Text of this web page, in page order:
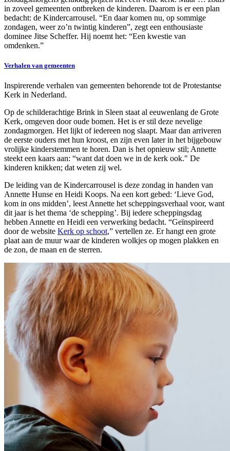
in zoveel gemeenten ontbreken de kinderen. Daarom is er een plan
bedacht: de Kindercarrousel. “En daar komen nu, op sommige
zondagen, weer zo’n twintig kinderen”, zegt een enthousiaste
dominee Jitse Scheffer. Hij noemt het: “Een kwestie van
omdenken.”
Verhalen van gemeenten
Inspirerende verhalen van gemeenten behorende tot de Protestantse
Kerk in Nederland.
Op de schilderachtige Brink in Sleen staat al eeuwenlang de Grote
Kerk, omgeven door oude bomen. Het is er stil deze nevelige
zondagmorgen. Het lijkt of iedereen nog slaapt. Maar dan arriveren
de eerste ouders met hun kroost, en zijn even later in het bijgebouw
vrolijke kinderstemmen te horen. Dan is het opnieuw stil; Annette
steekt een kaars aan: “want dat doen we in de kerk ook." De
kinderen knikken; dat weten zij wel.
De leiding van de Kindercarrousel is deze zondag in handen van
Annette Hunse en Heidi Koops. Na een kort gebed: ‘Lieve God,
kom in ons midden’, leest Annette het scheppingsverhaal voor, want
dit jaar is het thema ‘de schepping’. Bij iedere scheppingsdag
hebben Annette en Heidi een verwerking bedacht. “Geïnspireerd
door de website Kerk op schoot,” vertellen ze. Er hangt een grote
plaat aan de muur waar de kinderen wolkjes op mogen plakken en
de zon, de maan en de sterren.